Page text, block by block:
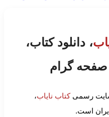
، دانلود کتاب،
صفحه گرام
سایت رسمیکتاب نایاب،
است.